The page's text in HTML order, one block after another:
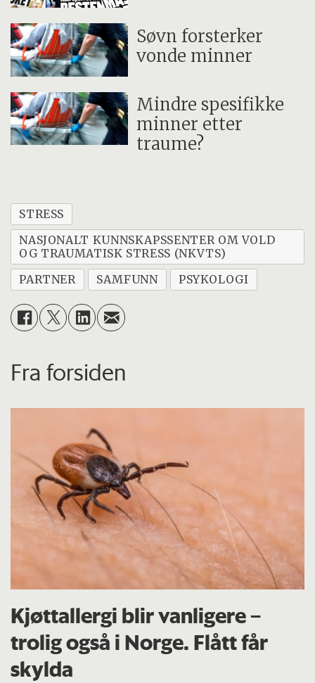
Søvn forsterker
vonde minner
Mindre spesifikke
minner etter
traume?
STRESS
NASJONALT KUNNSKAPSSENTER OM VOLD
OG TRAUMATISK STRESS (NKVTS)
PARTNER
SAMFUNN PSYKOLOGI
Fra forsiden
Kjøttallergi blir vanligere –
trolig også i Norge. Flått får
skylda